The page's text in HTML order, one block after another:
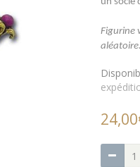
Figurine
aléatoire.